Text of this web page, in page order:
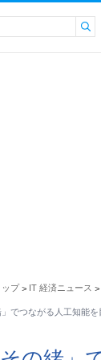
ップ > IT 経済ニュース >
」でつながる人工知能